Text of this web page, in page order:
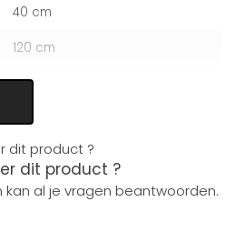
40 cm
120 cm
dit product ?
al je vragen beantwoorden.